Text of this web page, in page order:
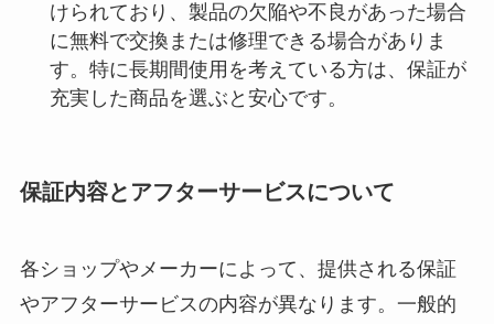
けられており、製品の欠陥や不良があった場合
に無料で交換または修理できる場合がありま
す。特に長期間使用を考えている方は、保証が
充実した商品を選ぶと安心です。
保証内容とアフターサービスについて
各ショップやメーカーによって、提供される保証
やアフターサービスの内容が異なります。一般的